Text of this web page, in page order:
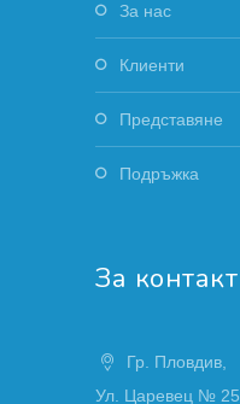
За нас
Клиенти
Представяне
Подръжка
За контакт
Гр. Пловдив,
Ул. Царевец № 25